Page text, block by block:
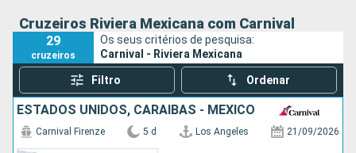
Cruzeiros Riviera Mexicana com Carnival
29
cruzeiros
Os seus critérios de pesquisa:
Carnival - Riviera Mexicana
Filtro Ordenar
ESTADOS UNIDOS, CARAIBAS - MEXICO
Carnival Firenze 5 d Los Angeles 21/09/2026